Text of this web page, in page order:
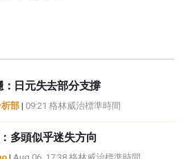
日元失去部分支撐
部 | 09:21 格林威治標準時間
多頭似乎迷失方向